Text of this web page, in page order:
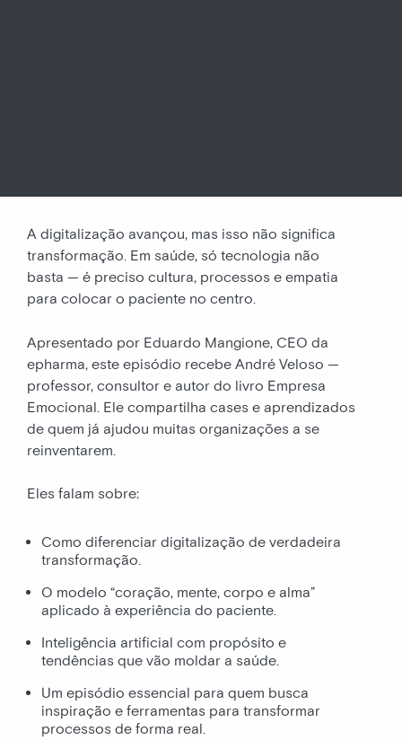
A digitalização avançou, mas isso não significa
transformação. Em saúde, só tecnologia não
basta — é preciso cultura, processos e empatia
para colocar o paciente no centro.
Apresentado por Eduardo Mangione, CEO da
epharma, este episódio recebe André Veloso —
professor, consultor e autor do livro Empresa
Emocional. Ele compartilha cases e aprendizados
de quem já ajudou muitas organizações a se
reinventarem.
Eles falam sobre:
Como diferenciar digitalização de verdadeira
transformação.
O modelo “coração, mente, corpo e alma”
aplicado à experiência do paciente.
Inteligência artificial com propósito e
tendências que vão moldar a saúde.
Um episódio essencial para quem busca
inspiração e ferramentas para transformar
processos de forma real.